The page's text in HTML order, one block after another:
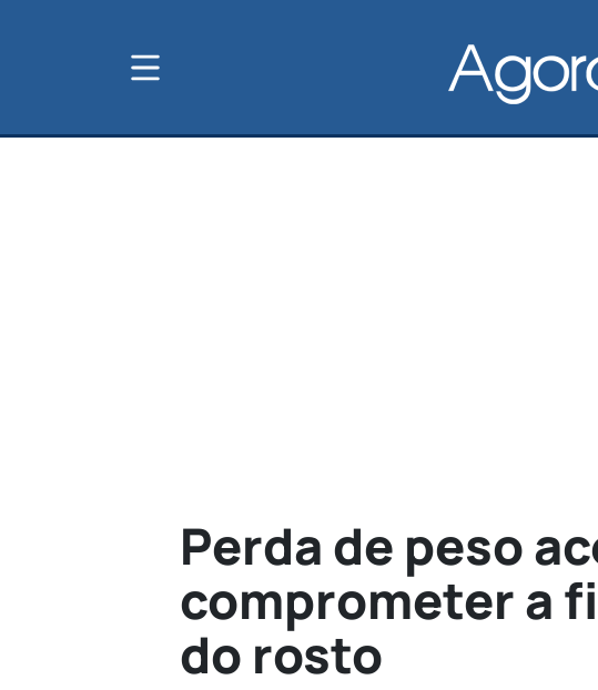
Perda de peso
comprometer a
do rosto